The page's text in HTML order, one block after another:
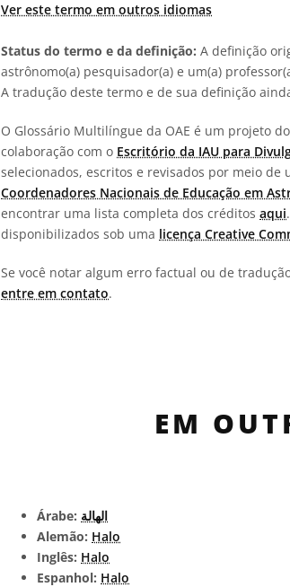
Ver este termo em outros idiomas
Status do termo e da definição: A definição
astrônomo(a) pesquisador(a) e um(a)
A tradução deste termo e de sua definição
O Glossário Multilíngue da OAE é um projeto do
colaboração com o Escritório da IAU para
selecionados, escritos e revisados por meio de
Coordenadores Nacionais de Educação em
encontrar uma lista completa dos créditos aqui
disponibilizados sob uma licença Creative
Se você notar algum erro factual ou de
entre em contato.
EM
Árabe: الهالة
Alemão: Halo
Inglês: Halo
Espanhol: Halo